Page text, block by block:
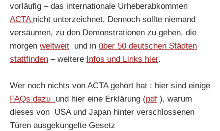
vorläufig – das internationale Urheberabkommen
ACTA nicht unterzeichnet. Dennoch sollte niemand
versäumen, zu den Demonstrationen zu gehen, die
morgen weltweit und in über 50 deutschen Städten
stattfinden – weitere Infos und Links hier.
Wer noch nichts von ACTA gehört hat : hier sind einige
FAQs dazu und hier eine Erklärung (pdf ), warum
dieses von USA und Japan hinter verschlossenen
Türen ausgekungelte Gesetz